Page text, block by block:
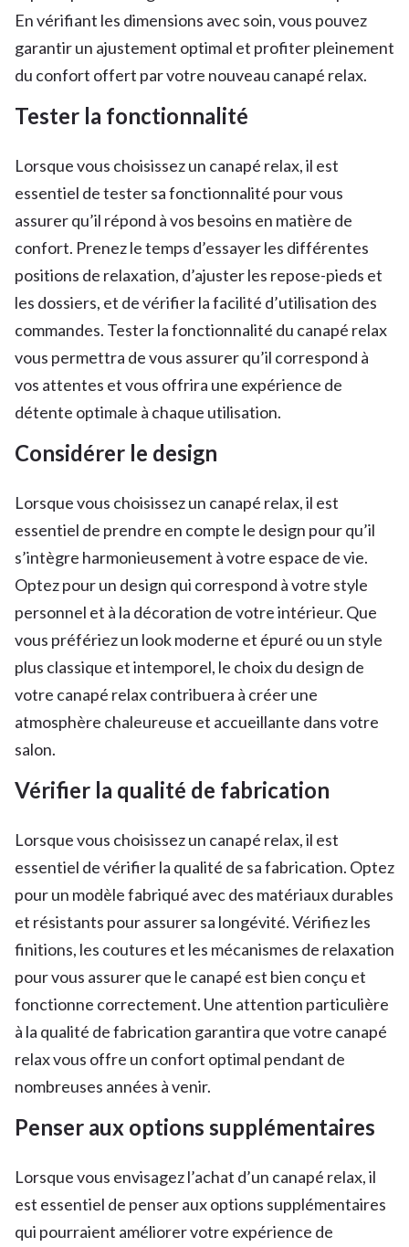
En vérifiant les dimensions avec soin, vous pouvez
garantir un ajustement optimal et profiter pleinement
du confort offert par votre nouveau canapé relax.
Tester la fonctionnalité
Lorsque vous choisissez un canapé relax, il est
essentiel de tester sa fonctionnalité pour vous
assurer qu’il répond à vos besoins en matière de
confort. Prenez le temps d’essayer les différentes
positions de relaxation, d’ajuster les repose-pieds et
les dossiers, et de vérifier la facilité d’utilisation des
commandes. Tester la fonctionnalité du canapé relax
vous permettra de vous assurer qu’il correspond à
vos attentes et vous offrira une expérience de
détente optimale à chaque utilisation.
Considérer le design
Lorsque vous choisissez un canapé relax, il est
essentiel de prendre en compte le design pour qu’il
s’intègre harmonieusement à votre espace de vie.
Optez pour un design qui correspond à votre style
personnel et à la décoration de votre intérieur. Que
vous préfériez un look moderne et épuré ou un style
plus classique et intemporel, le choix du design de
votre canapé relax contribuera à créer une
atmosphère chaleureuse et accueillante dans votre
salon.
Vérifier la qualité de fabrication
Lorsque vous choisissez un canapé relax, il est
essentiel de vérifier la qualité de sa fabrication. Optez
pour un modèle fabriqué avec des matériaux durables
et résistants pour assurer sa longévité. Vérifiez les
finitions, les coutures et les mécanismes de relaxation
pour vous assurer que le canapé est bien conçu et
fonctionne correctement. Une attention particulière
à la qualité de fabrication garantira que votre canapé
relax vous offre un confort optimal pendant de
nombreuses années à venir.
Penser aux options supplémentaires
Lorsque vous envisagez l’achat d’un canapé relax, il
est essentiel de penser aux options supplémentaires
qui pourraient améliorer votre expérience de